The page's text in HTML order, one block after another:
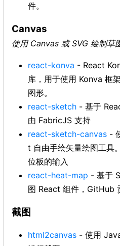
件。
Canvas
使用 Canvas 或 SVG 绘制草
react-konva - React
库，用于使用 Konva 框
图形。
react-sketch - 基于
由 FabricJS 支持
react-sketch-canvas -
t 自由手绘矢量绘图工具
位板的输入
react-heat-map - 基于
图 React 组件，GitHub
截图
html2canvas - 使用